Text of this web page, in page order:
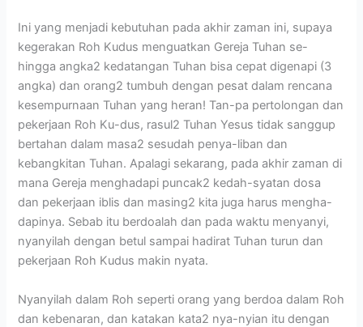
Ini yang menjadi kebutuhan pada akhir zaman ini, supaya
kegerakan Roh Kudus menguatkan Gereja Tuhan se-
hingga angka2 kedatangan Tuhan bisa cepat digenapi (3
angka) dan orang2 tumbuh dengan pesat dalam rencana
kesempurnaan Tuhan yang heran! Tan-pa pertolongan dan
pekerjaan Roh Ku-dus, rasul2 Tuhan Yesus tidak sanggup
bertahan dalam masa2 sesudah penya-liban dan
kebangkitan Tuhan. Apalagi sekarang, pada akhir zaman di
mana Gereja menghadapi puncak2 kedah-syatan dosa
dan pekerjaan iblis dan masing2 kita juga harus mengha-
dapinya. Sebab itu berdoalah dan pada waktu menyanyi,
nyanyilah dengan betul sampai hadirat Tuhan turun dan
pekerjaan Roh Kudus makin nyata.
Nyanyilah dalam Roh seperti orang yang berdoa dalam Roh
dan kebenaran, dan katakan kata2 nya-nyian itu dengan